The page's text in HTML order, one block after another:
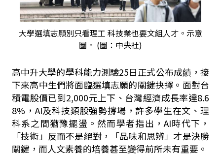
大學選填志願別只看理工 科技業也要文組人才。示意
圖。 (圖：中央社)
高中升大學的學科能力測驗25日正式公布成績，接
下來高中生們將面臨選填志願的關鍵抉擇。面對台
積電股價已到2,000元上下、台灣經濟成長率達8.6
8% ， AI及科技類股強勢撐場，許多學生在文、理
科系之間猶豫擺盪。然而學者指出，AI時代下，
「技術」反而不是絕對，「品味和思辨」才是決勝
關鍵，而人文素養的培養甚至變得前所未有重要。